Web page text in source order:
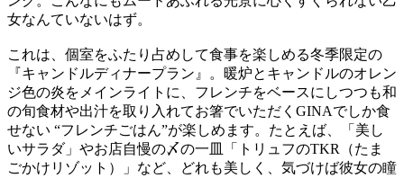
女なんていないはず。
これは、個室をふたり占めして食事を楽しめる冬季限定の
『キャンドルディナープラン』。暖炉とキャンドルのオレン
ジ色の炎をメインライトに、フレンチをベースにしつつも和
の旬食材や出汁を取り入れてお箸でいただくGINAでしか食
せない “フレンチごはん”が楽しめます。たとえば、「美し
いサラダ」やお店自慢の〆の一皿「トリュフのTKR（たま
ごかけリゾット）」など、どれも美しく、気づけば彼女の瞳